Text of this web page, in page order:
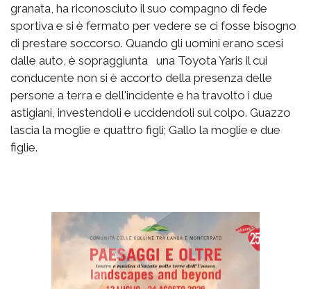
granata, ha riconosciuto il suo compagno di fede
sportiva e si è fermato per vedere se ci fosse bisogno
di prestare soccorso. Quando gli uomini erano scesi
dalle auto, è sopraggiunta una Toyota Yaris il cui
conducente non si è accorto della presenza delle
persone a terra e dell'incidente e ha travolto i due
astigiani, investendoli e uccidendoli sul colpo. Guazzo
lascia la moglie e quattro figli; Gallo la moglie e due
figlie.